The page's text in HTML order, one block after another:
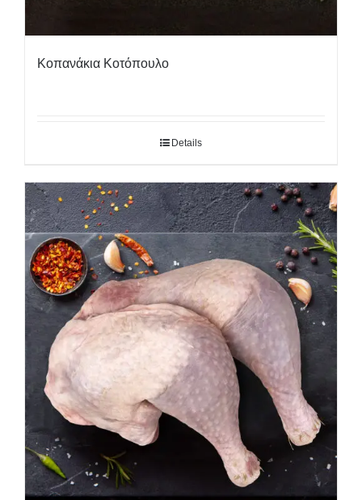
Κοπανάκια Κοτόπουλο
Details